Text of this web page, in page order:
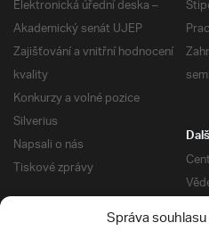
Správa
Elektronická úřední deska –
Akademický senát UJEP
Zajišťování a vnitřní hodnocení
kvality
Konkurzy a volné pozice
Silverius
Napsali o nás
Tiskové zprávy